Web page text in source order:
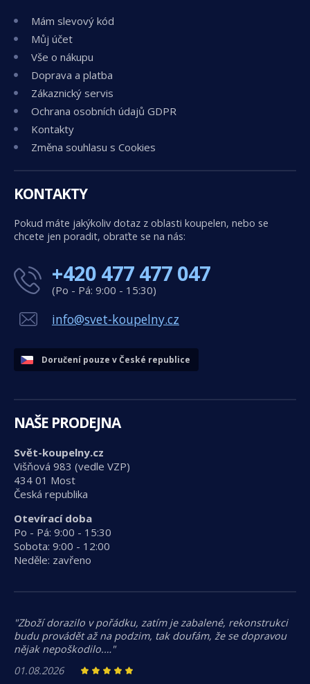
Mám slevový kód
Můj účet
Vše o nákupu
Doprava a platba
Zákaznický servis
Ochrana osobních údajů GDPR
Kontakty
Změna souhlasu s Cookies
KONTAKTY
Pokud máte jakýkoliv dotaz z oblasti koupelen, nebo se
chcete jen poradit, obraťte se na nás:
+420 477 477 047
(Po - Pá: 9:00 - 15:30)
info@svet-koupelny.cz
Doručení pouze v České republice
NAŠE PRODEJNA
Svět-koupelny.cz
Višňová 983 (vedle VZP)
434 01 Most
Česká republika
Otevírací doba
Po - Pá: 9:00 - 15:30
Sobota: 9:00 - 12:00
Neděle: zavřeno
"Zboží dorazilo v pořádku, zatím je zabalené, rekonstrukci
budu provádět až na podzim, tak doufám, že se dopravou
nějak nepoškodilo.…"
01.08.2026